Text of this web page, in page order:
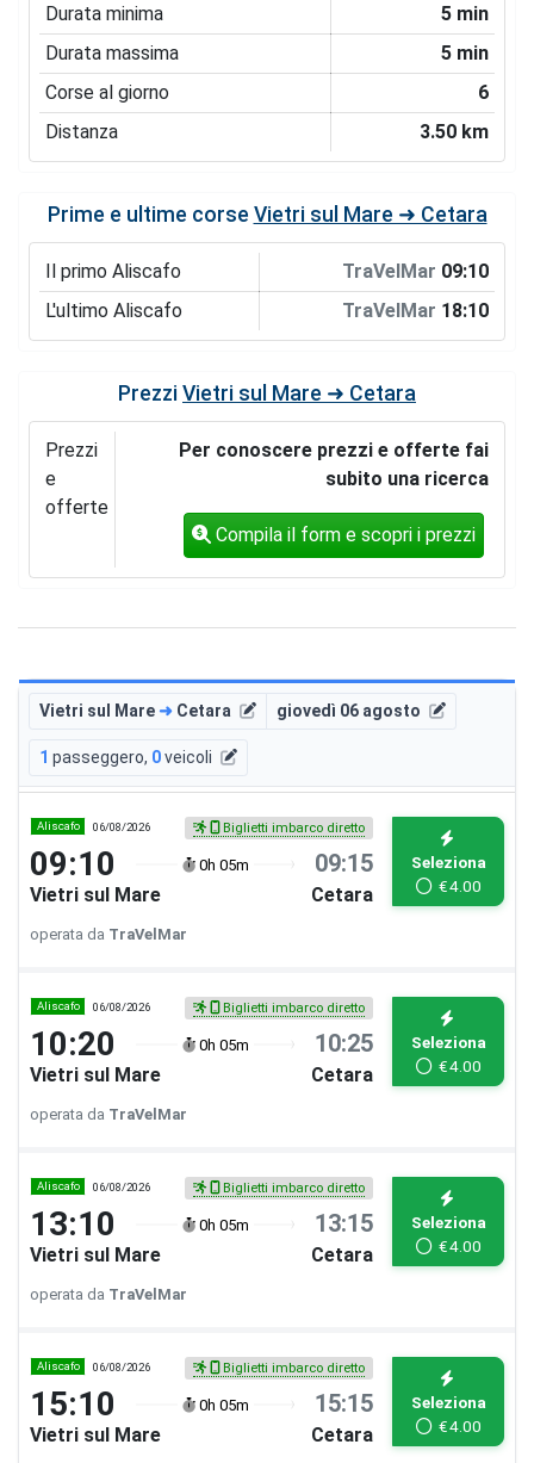
Durata minima
5 min
Durata massima
5 min
Corse al giorno
6
Distanza
3.50 km
Prime e ultime corse Vietri sul Mare ➜ Cetara
Il primo Aliscafo TraVelMar 09:10
L'ultimo Aliscafo
TraVelMar 18:10
Prezzi Vietri sul Mare ➜ Cetara
Prezzi
e
offerte
Per conoscere prezzi e offerte fai
subito una ricerca
Compila il form e scopri i prezzi
Vietri sul Mare➜ Cetara giovedì 06 agosto
1 passeggero, 0veicoli
Aliscafo 06/08/2026 Biglietti imbarco diretto
09:10 0h 05m 09:15
Vietri sul Mare Cetara
Seleziona
€4.00
operata da TraVelMar
Aliscafo 06/08/2026 Biglietti imbarco diretto
10:20 0h 05m 10:25
Vietri sul Mare Cetara
Seleziona
€4.00
operata da TraVelMar
Aliscafo 06/08/2026 Biglietti imbarco diretto
13:10 0h 05m 13:15
Vietri sul Mare Cetara
Seleziona
€4.00
operata da TraVelMar
Aliscafo 06/08/2026 Biglietti imbarco diretto
15:10 0h 05m 15:15
Vietri sul Mare Cetara
Seleziona
€4.00